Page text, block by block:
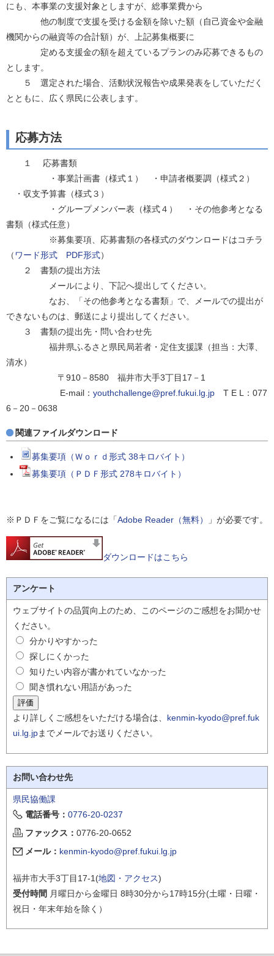
にも、本事業の支援対象としますが、総事業費から
他の制度で支援を受ける金額を除いた額（自己資金や金融
機関からの融資等の合計額）が、上記募集概要に
定める支援金の額を超えているプランのみ応募できるもの
とします。
５ 選定された場合、活動状況報告や成果発表をしていただく
とともに、広く県民に公表します。
応募方法
１ 応募書類
・事業計画書（様式１） ・申請者概要調（様式２）
・収支予算書（様式３）
・グループメンバー表（様式４） ・その他参考となる
書類（様式任意）
※募集要項、応募書類の各様式のダウンロードはコチラ
（ワード形式 PDF形式）
２ 書類の提出方法
メールにより、下記へ提出してください。
なお、「その他参考となる書類」で、メールでの提出が
できないものは、郵送により提出してください。
３ 書類の提出先・問い合わせ先
福井県ふるさと県民局若者・定住支援課（担当：大澤、
清水）
〒910－8580 福井市大手3丁目17－1
E-mail： youthchallenge@pref.fukui.lg.jp T E L：077
6－20－0638
関連ファイルダウンロード
募集要項（Ｗｏｒｄ形式 38キロバイト）
募集要項（ＰＤＦ形式 278キロバイト）
※ＰＤＦをご覧になるには「Adobe Reader（無料） 」が必要です。
ダウンロードはこちら
アンケート
ウェブサイトの品質向上のため、このページのご感想をお聞かせ
ください。
分かりやすかった
探しにくかった
知りたい内容が書かれていなかった
聞き慣れない用語があった
より詳しくご感想をいただける場合は、 kenmin-kyodo@pref.fuk
ui.lg.jpまでメールでお送りください。
お問い合わせ先
県民協働課
電話番号： 0776-20-0237
ファックス： 0776-20-0652
メール： kenmin-kyodo@pref.fukui.lg.jp
福井市大手3丁目17-1(地図・アクセス)
受付時間 月曜日から金曜日 8時30分から17時15分(土曜・日曜・
祝日・年末年始を除く）